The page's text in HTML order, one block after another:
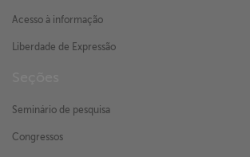
Acesso à informação
Liberdade de Expressão
Seminário de pesquisa
Congressos